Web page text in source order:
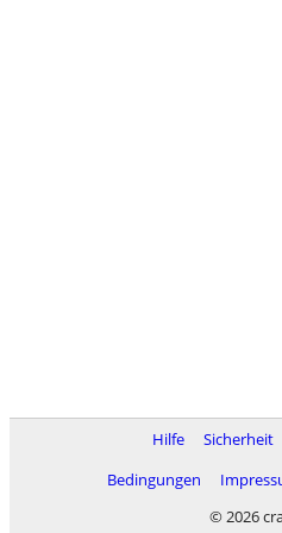
Hilfe Sicherheit
Bedingungen
© 2026